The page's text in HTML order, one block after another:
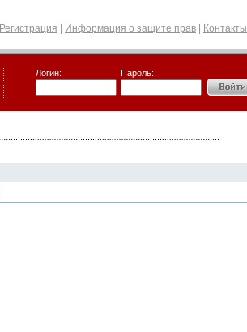
Регистрация Информация о защите прав Контакты
Логин: Пароль: